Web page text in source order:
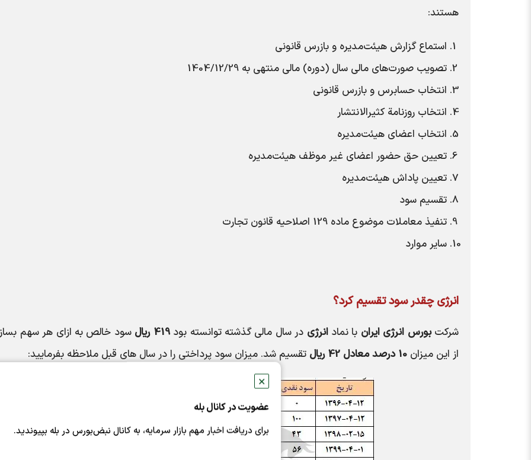
✕
عضویت در کانال بله
برای دریافت اخبار مهم بازار سرمایه، به کانال نبض‌بورس در بله بپیوندید.
هستند:
استماع گزارش هیئت‌مدیره و بازرس قانونی
تصویب صورت‌های مالی سال (دوره) مالی منتهی به 1404/12/29
انتخاب حسابرس و بازرس قانونی
انتخاب روزنامة کثیر‌الانتشار
انتخاب اعضای هیئت‌مدیره
تعیین حق حضور اعضای غیر موظف هیئت‌مدیره
تعیین پاداش هیئت‌مدیره
تقسیم سود
تنفیذ معاملات موضوع ماده 129 اصلاحیه قانون تجارت
سایر موارد
انرژیچقدر سود تقسیم کرد؟
شرکتبورس انرژی ایران با نمادانرژی در سال مالی گذشته توانسته بود419 ریال
سود خالص به ازای هر سهم
از این میزان 10 درصد معادل 42 ریال تقسیم شد. میزان سود پرداختی را در سال های قبل ملاحظه بفرمایید: